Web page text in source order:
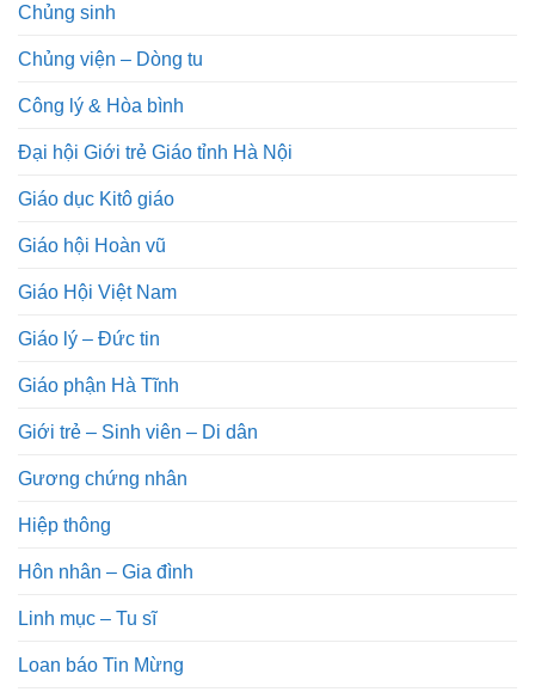
Chủng sinh
Chủng viện – Dòng tu
Công lý & Hòa bình
Đại hội Giới trẻ Giáo tỉnh Hà Nội
Giáo dục Kitô giáo
Giáo hội Hoàn vũ
Giáo Hội Việt Nam
Giáo lý – Đức tin
Giáo phận Hà Tĩnh
Giới trẻ – Sinh viên – Di dân
Gương chứng nhân
Hiệp thông
Hôn nhân – Gia đình
Linh mục – Tu sĩ
Loan báo Tin Mừng